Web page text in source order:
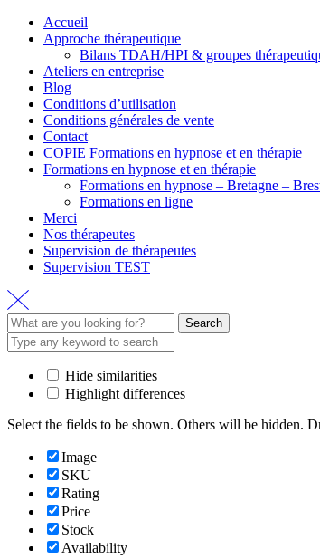
Accueil
Approche thérapeutique
Bilans TDAH/HPI & groupes
Ateliers en entreprise
Blog
Conditions d’utilisation
Conditions générales de vente
Contact
COPIE Formations en hypnose et en thérapie
Formations en hypnose et en thérapie
Formations en hypnose – Bretagne –
Formations en ligne
Merci
Nos thérapeutes
Supervision de thérapeutes
Supervision TEST
Search
Hide similarities
Highlight differences
Select the fields to be shown. Others will be hidden.
Image
SKU
Rating
Price
Stock
Availability